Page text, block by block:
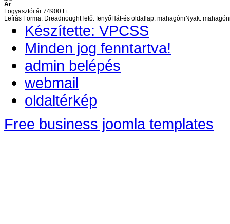
Ár
Fogyasztói ár:74900 Ft
Leírás Forma: DreadnoughtTető: fenyőHát-és oldallap: mahagóniNyak:
Készítette: VPCSS
Minden jog fenntartva!
admin belépés
webmail
oldaltérkép
Free business joomla templates